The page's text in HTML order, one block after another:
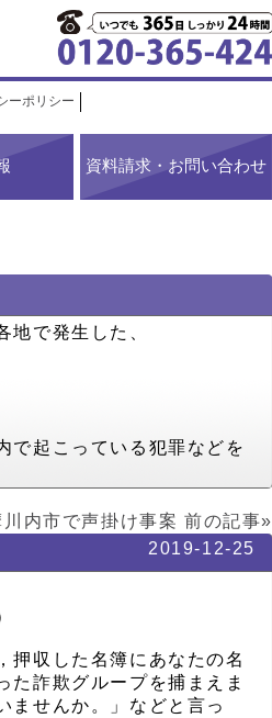
ーポリシー
資料請求・お問い合わせ
地で発生した、
で起こっている犯罪などを
川内市で声掛け事案 前の記事»
2019-12-25
押収した名簿にあなたの名
た詐欺グループを捕まえま
ませんか。」などと言っ